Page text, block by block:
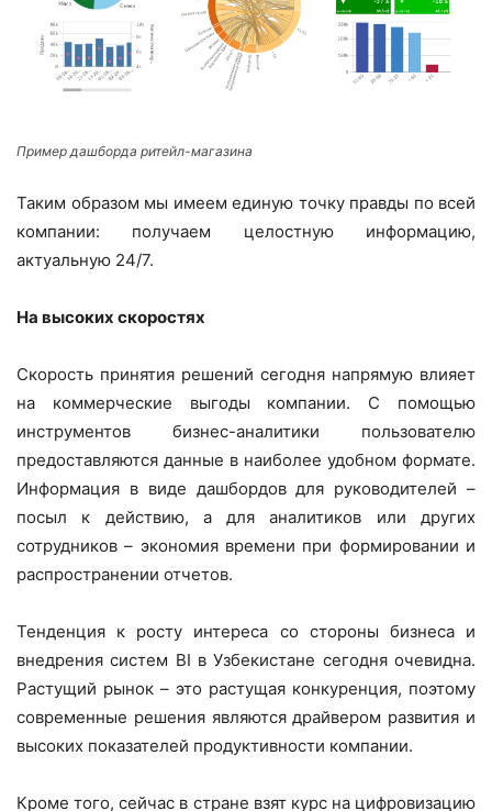
Пример дашборда ритейл-магазина
Таким образом мы имеем единую точку правды по всей
компании: получаем целостную информацию,
актуальную 24/7.
На высоких скоростях
Скорость принятия решений сегодня напрямую влияет
на коммерческие выгоды компании. С помощью
инструментов бизнес-аналитики пользователю
предоставляются данные в наиболее удобном формате.
Информация в виде дашбордов для руководителей –
посыл к действию, a для аналитиков или других
сотрудников – экономия времени при формировании и
распространении отчетов.
Тенденция к росту интереса со стороны бизнеса и
внедрения систем BI в Узбекистане сегодня очевидна.
Растущий рынок – это растущая конкуренция, поэтому
современные решения являются драйвером развития и
высоких показателей продуктивности компании.
Кроме того, сейчас в стране взят курс на цифровизацию